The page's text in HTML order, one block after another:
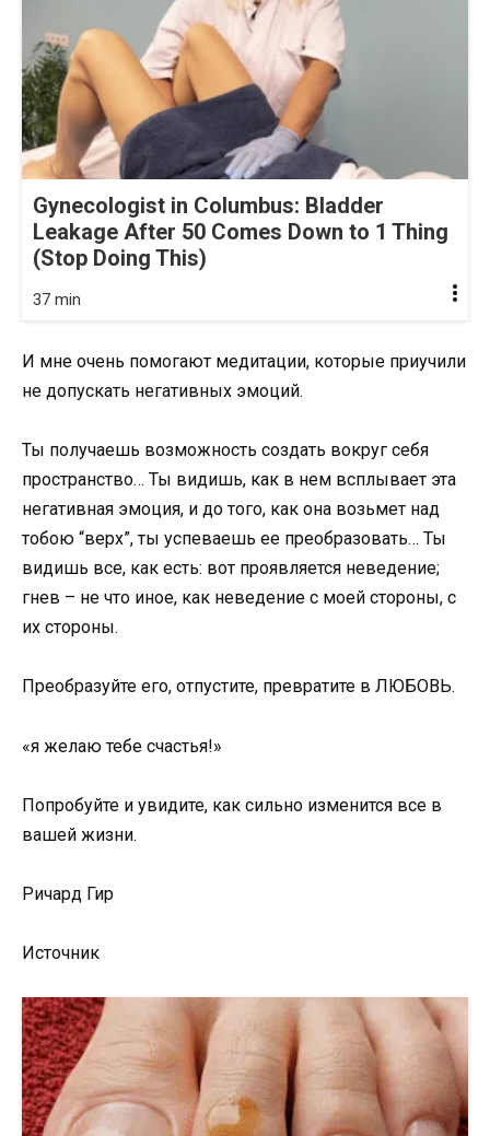
Gynecologist in Columbus: Bladder
Leakage After 50 Comes Down to 1 Thing
(Stop Doing This)
37 min
И мне очень помогают медитации, которые приучили
не допускать негативных эмоций.
Ты получаешь возможность создать вокруг себя
пространство… Ты видишь, как в нем всплывает эта
негативная эмоция, и до того, как она возьмет над
тобою “верх”, ты успеваешь ее преобразовать… Ты
видишь все, как есть: вот проявляется неведение;
гнев – не что иное, как неведение с моей стороны, с
их стороны.
Преобразуйте его, отпустите, превратите в ЛЮБОВЬ.
«я желаю тебе счастья!»
Попробуйте и увидите, как сильно изменится все в
вашей жизни.
Ричард Гир
Источник